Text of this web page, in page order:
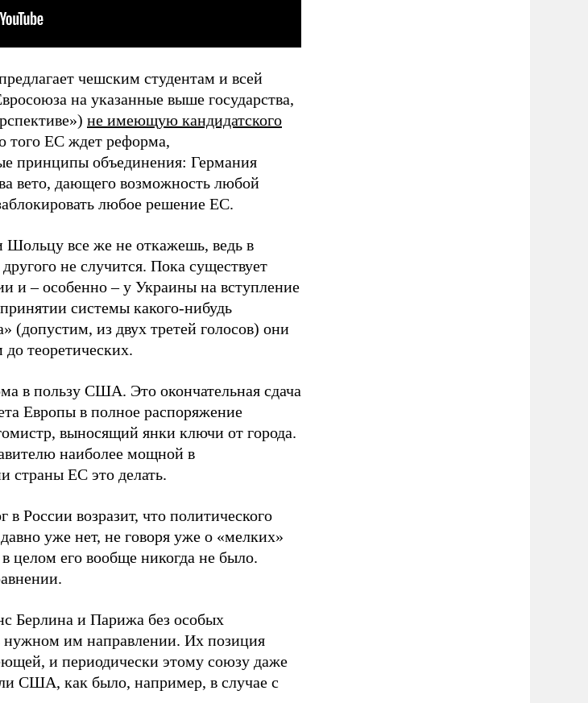
чешским студентам и всей
на указанные выше государства,
не имеющую кандидатского
того ЕС ждет реформа,
принципы объединения: Германия
вето, дающего возможность любой
любое решение ЕС.
Шольцу все же не откажешь, ведь в
не случится. Пока существует
и – особенно – у Украины на вступление
системы какого-нибудь
(допустим, из двух третей голосов) они
теоретических.
в пользу США. Это окончательная сдача
Европы в полное распоряжение
выносящий янки ключи от города.
наиболее мощной в
страны ЕС это делать.
России возразит, что политического
уже нет, не говоря уже о «мелких»
целом его вообще никогда не было.
Берлина и Парижа без особых
нужном им направлении. Их позиция
и периодически этому союзу даже
США, как было, например, в случае с